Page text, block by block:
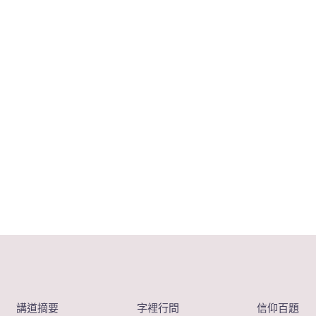
講道摘要 字裡行間 信仰百題